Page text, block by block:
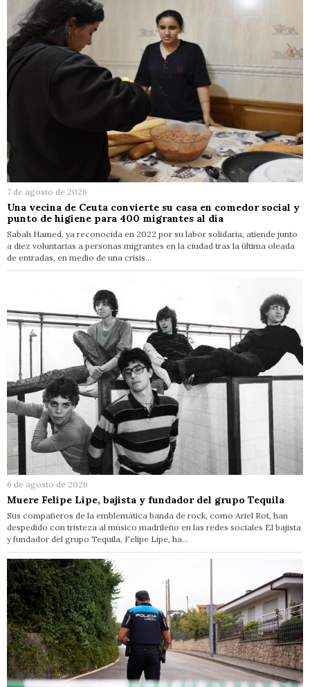
7 de agosto de 2026
Una vecina de Ceuta convierte su casa en comedor social y
punto de higiene para 400 migrantes al día
Sabah Hamed, ya reconocida en 2022 por su labor solidaria, atiende junto
a diez voluntarias a personas migrantes en la ciudad tras la última oleada
de entradas, en medio de una crisis…
6 de agosto de 2026
Muere Felipe Lipe, bajista y fundador del grupo Tequila
Sus compañeros de la emblemática banda de rock, como Ariel Rot, han
despedido con tristeza al músico madrileño en las redes sociales El bajista
y fundador del grupo Tequila, Felipe Lipe, ha…